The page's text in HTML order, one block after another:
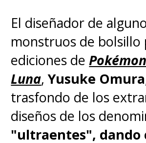
El diseñador de
monstruos de bolsillo
ediciones de
Luna,Yusuke Omura
trasfondo de los
diseños de los
"ultraentes", dando